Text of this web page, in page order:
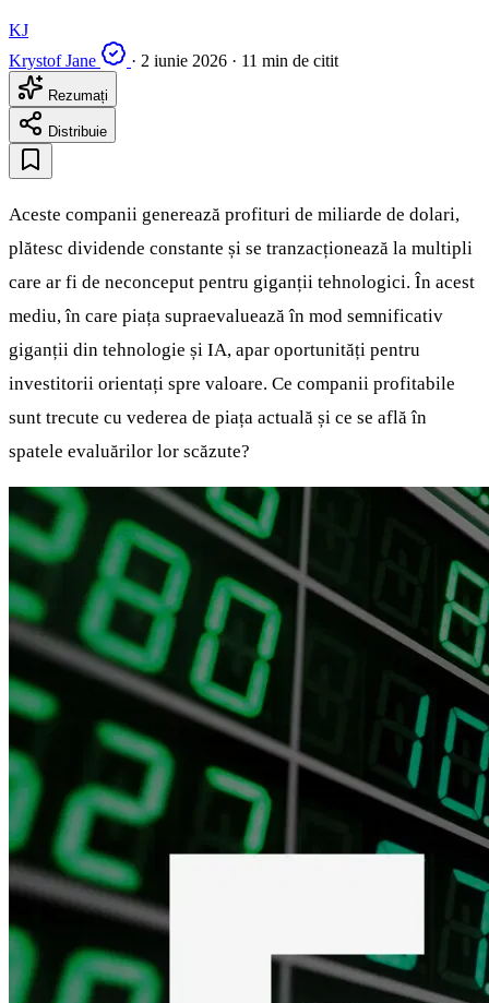
KJ
Krystof Jane
· 2 iunie 2026 · 11 min de citit
Rezumați
Distribuie
Aceste companii generează profituri de miliarde de dolari,
plătesc dividende constante și se tranzacționează la multipli
care ar fi de neconceput pentru giganții tehnologici. În acest
mediu, în care piața supraevaluează în mod semnificativ
giganții din tehnologie și IA, apar oportunități pentru
investitorii orientați spre valoare. Ce companii profitabile
sunt trecute cu vederea de piața actuală și ce se află în
spatele evaluărilor lor scăzute?